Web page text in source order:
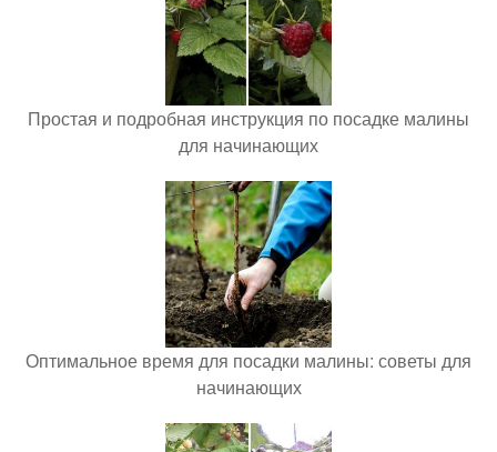
Простая и подробная инструкция по посадке малины
для начинающих
Оптимальное время для посадки малины: советы для
начинающих